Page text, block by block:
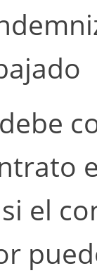
el